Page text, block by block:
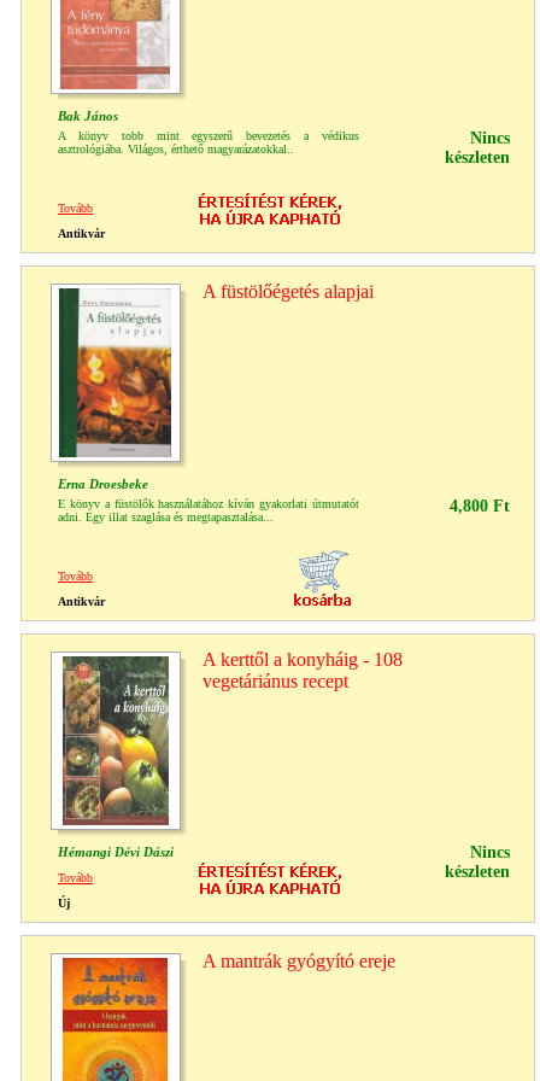
Bak János
A könyv tobb mint egyszerű bevezetés a védikus
asztrológiába. Világos, érthető magyarázatokkal..
Nincs
készleten
Tovább
Antikvár
A füstölőégetés alapjai
Erna Droesbeke
E könyv a füstölők használatához kíván gyakorlati útmutatót
adni. Egy illat szaglása és megtapasztalása...
4,800 Ft
Tovább
Antikvár
A kerttől a konyháig - 108
vegetáriánus recept
Hémangi Dévi Dászi
Nincs
készleten
Tovább
Új
A mantrák gyógyító ereje